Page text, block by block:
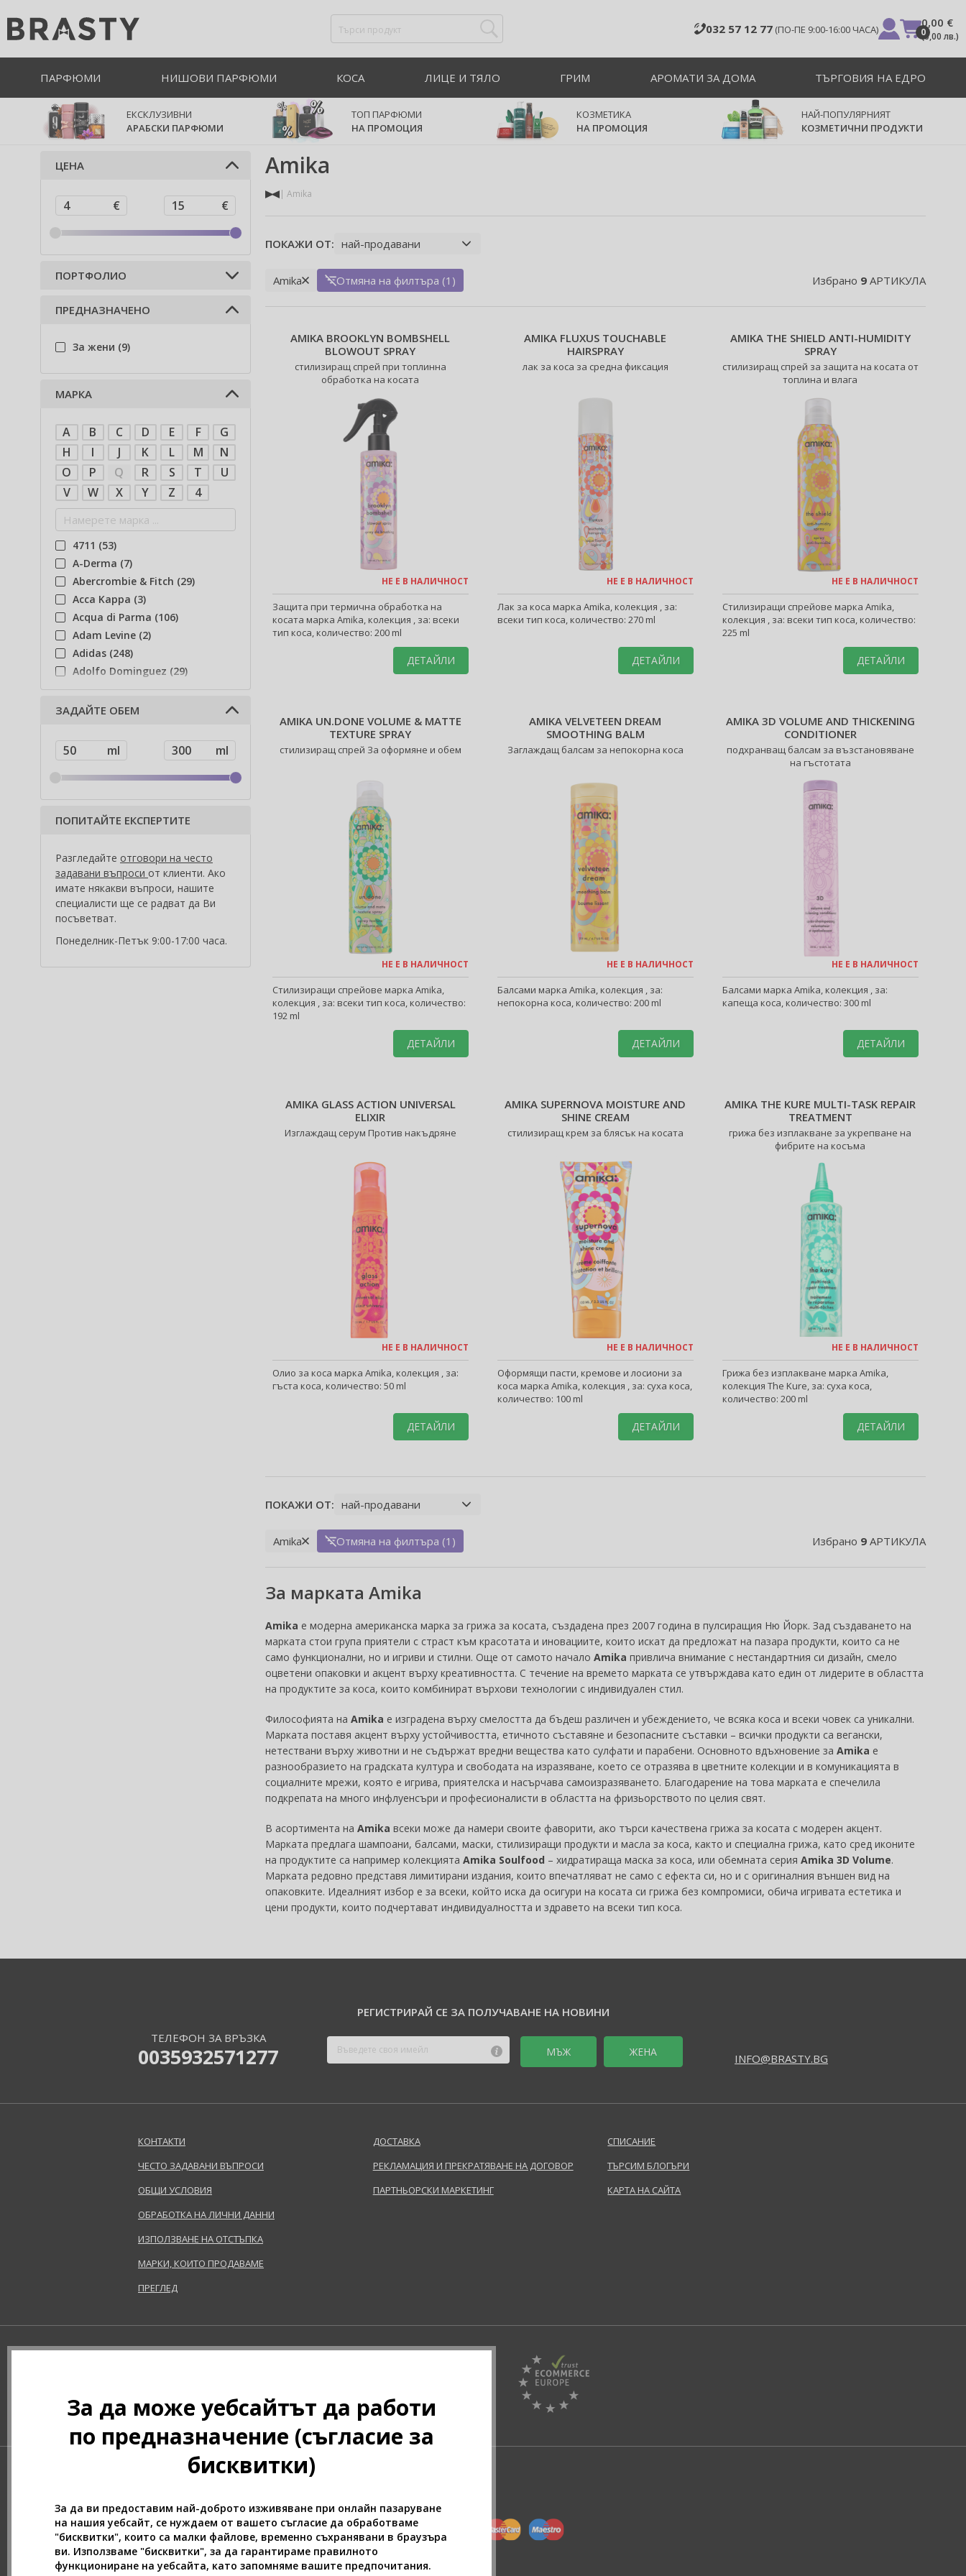
032 57 12 77 (ПО-ПЕ 9:00-16:00 ЧАСА) 0
0,00 €
(0,00 лв.)
ПАРФЮМИ НИШОВИ ПАРФЮМИ КОСА ЛИЦЕ И ТЯЛО ГРИМ АРОМАТИ ЗА ДОМА ТЪРГОВИЯ НА ЕДРО
ЕКСКЛУЗИВНИ
АРАБСКИ ПАРФЮМИ
ТОП ПАРФЮМИ
НА ПРОМОЦИЯ
КОЗМЕТИКА
НА ПРОМОЦИЯ
НАЙ-ПОПУЛЯРНИЯТ
КОЗМЕТИЧНИ ПРОДУКТИ
Amika
Amika
ПОКАЖИ ОТ:
Избрано 9АРТИКУЛА
Amika Отмяна на филтъра (1)
AMIKA BROOKLYN BOMBSHELL
BLOWOUT SPRAY
стилизиращ спрей при топлинна
обработка на косата
НЕ Е В НАЛИЧНОСТ
Защита при термична обработка на
косата марка Amika, колекция , за: всеки
тип коса, количество: 200 ml
ДЕТАЙЛИ
AMIKA FLUXUS TOUCHABLE
HAIRSPRAY
лак за коса за средна фиксация
НЕ Е В НАЛИЧНОСТ
Лак за коса марка Amika, колекция , за:
всеки тип коса, количество: 270 ml
ДЕТАЙЛИ
AMIKA THE SHIELD ANTI-HUMIDITY
SPRAY
стилизиращ спрей за защита на косата от
топлина и влага
НЕ Е В НАЛИЧНОСТ
Стилизиращи спрейове марка Amika,
колекция , за: всеки тип коса, количество:
225 ml
ДЕТАЙЛИ
AMIKA UN.DONE VOLUME & MATTE
TEXTURE SPRAY
стилизиращ спрей За оформяне и обем
НЕ Е В НАЛИЧНОСТ
Стилизиращи спрейове марка Amika,
колекция , за: всеки тип коса, количество:
192 ml
ДЕТАЙЛИ
AMIKA VELVETEEN DREAM
SMOOTHING BALM
Заглаждащ балсам за непокорна коса
НЕ Е В НАЛИЧНОСТ
Балсами марка Amika, колекция , за:
непокорна коса, количество: 200 ml
ДЕТАЙЛИ
AMIKA 3D VOLUME AND THICKENING
CONDITIONER
подхранващ балсам за възстановяване
на гъстотата
НЕ Е В НАЛИЧНОСТ
Балсами марка Amika, колекция , за:
капеща коса, количество: 300 ml
ДЕТАЙЛИ
AMIKA GLASS ACTION UNIVERSAL
ELIXIR
Изглаждащ серум Против накъдряне
НЕ Е В НАЛИЧНОСТ
Олио за коса марка Amika, колекция , за:
гъста коса, количество: 50 ml
ДЕТАЙЛИ
AMIKA SUPERNOVA MOISTURE AND
SHINE CREAM
стилизиращ крем за блясък на косата
НЕ Е В НАЛИЧНОСТ
Оформящи пасти, кремове и лосиони за
коса марка Amika, колекция , за: суха коса,
количество: 100 ml
ДЕТАЙЛИ
AMIKA THE KURE MULTI-TASK REPAIR
TREATMENT
грижа без изплакване за укрепване на
фибрите на косъма
НЕ Е В НАЛИЧНОСТ
Грижа без изплакване марка Amika,
колекция The Kure, за: суха коса,
количество: 200 ml
ДЕТАЙЛИ
ПОКАЖИ ОТ:
Избрано 9АРТИКУЛА
Amika Отмяна на филтъра (1)
За марката Amika
Amika е модерна американска марка за грижа за косата, създадена през 2007 година в пулсиращия Ню Йорк. Зад създаването на
марката стои група приятели с страст към красотата и иновациите, които искат да предложат на пазара продукти, които са не
само функционални, но и игриви и стилни. Още от самото начало Amika привлича внимание с нестандартния си дизайн, смело
оцветени опаковки и акцент върху креативността. С течение на времето марката се утвърждава като един от лидерите в областта
на продуктите за коса, които комбинират върхови технологии с индивидуален стил.
Философията на Amika е изградена върху смелостта да бъдеш различен и убеждението, че всяка коса и всеки човек са уникални.
Марката поставя акцент върху устойчивостта, етичното съставяне и безопасните съставки – всички продукти са вегански,
нетествани върху животни и не съдържат вредни вещества като сулфати и парабени. Основното вдъхновение за Amika е
разнообразието на градската култура и свободата на изразяване, което се отразява в цветните колекции и в комуникацията в
социалните мрежи, която е игрива, приятелска и насърчава самоизразяването. Благодарение на това марката е спечелила
подкрепата на много инфлуенсъри и професионалисти в областта на фризьорството по целия свят.
В асортимента на Amika всеки може да намери своите фаворити, ако търси качествена грижа за косата с модерен акцент.
Марката предлага шампоани, балсами, маски, стилизиращи продукти и масла за коса, както и специална грижа, като сред иконите
на продуктите са например колекцията Amika Soulfood – хидратираща маска за коса, или обемната серия Amika 3D Volume.
Марката редовно представя лимитирани издания, които впечатляват не само с ефекта си, но и с оригиналния външен вид на
опаковките. Идеалният избор е за всеки, който иска да осигури на косата си грижа без компромиси, обича игривата естетика и
цени продукти, които подчертават индивидуалността и здравето на всеки тип коса.
ЦЕНА
ПОРТФОЛИО
Козметика за коса (9)
ПРЕДНАЗНАЧЕНО
За жени (9)
МАРКА
A B C D E F
G
H
I J K L M
N
O
P Q R S T
U
V
W X Y Z 4
4711 (53)
A-Derma (7)
Abercrombie & Fitch (29)
Acca Kappa (3)
Acqua di Parma (106)
Adam Levine (2)
Adidas (248)
Adolfo Dominguez (29)
Adyan (81)
Affinage (1)
Agent Provocateur (13)
Ahava (49)
Aigner (42)
Ajmal (85)
Al Haramain (202)
Alberta Ferretti (1)
Alcina (156)
Alexander McQueen (2)
Alexandre.J (34)
Alfaparf Milano (175)
Alfred Sung (7)
Benetton (61)
Beter (7)
Betty Boop (3)
Beverly Hills Polo Club (12)
Billie Eilish (6)
Bioderma (164)
BioSilk (38)
Bob Mackie (2)
Bobbi Brown (29)
Body Tones (3)
Borotalco (11)
Bottega Veneta (22)
Boucheron (37)
Bourjois (111)
ЗАДАЙТЕ ОБЕМ
ПОПИТАЙТЕ ЕКСПЕРТИТЕ
Разгледайте отговори на често
задавани въпроси от клиенти. Ако
имате някакви въпроси, нашите
специалисти ще се радват да Ви
посъветват.
Понеделник-Петък 9:00-17:00 часа.
РЕГИСТРИРАЙ СЕ ЗА ПОЛУЧАВАНЕ НА НОВИНИ
MЪЖ ЖЕНА
ТЕЛЕФОН ЗА ВРЪЗКА
0035932571277 INFO@BRASTY.BG
КОНТАКТИ
ЧЕСТО ЗАДАВАНИ ВЪПРОСИ
ОБЩИ УСЛОВИЯ
ОБРАБОТКА НА ЛИЧНИ ДАННИ
ИЗПОЛЗВАНЕ НА ОТСТЪПКА
МАРКИ, КОИТО ПРОДАВАМЕ
ПРЕГЛЕД
ДОСТАВКА
РЕКЛАМАЦИЯ И ПРЕКРАТЯВАНЕ НА ДОГОВОР
ПАРТНЬОРСКИ МАРКЕТИНГ
СПИСАНИЕ
ТЪРСИМ БЛОГЪРИ
КАРТА НА САЙТА
помощник за покупки
За да може уебсайтът да работи
по предназначение (съгласие за
бисквитки)
За да ви предоставим най-доброто изживяване при онлайн пазаруване
на нашия уебсайт, се нуждаем от вашето съгласие да обработваме
"бисквитки", които са малки файлове, временно съхранявани в браузъра
ви. Използваме "бисквитки", за да гарантираме правилното
функциониране на уебсайта, като запомняме вашите предпочитания.